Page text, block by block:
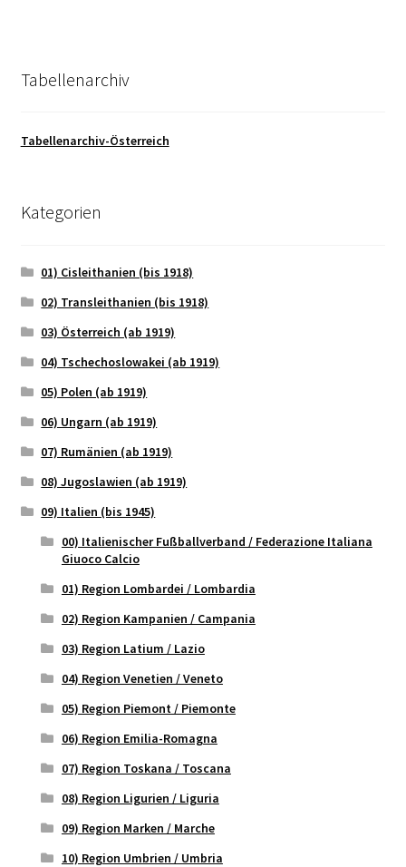
Tabellenarchiv
Tabellenarchiv-Österreich
Kategorien
01) Cisleithanien (bis 1918)
02) Transleithanien (bis 1918)
03) Österreich (ab 1919)
04) Tschechoslowakei (ab 1919)
05) Polen (ab 1919)
06) Ungarn (ab 1919)
07) Rumänien (ab 1919)
08) Jugoslawien (ab 1919)
09) Italien (bis 1945)
00) Italienischer Fußballverband / Federazione Italiana
Giuoco Calcio
01) Region Lombardei / Lombardia
02) Region Kampanien / Campania
03) Region Latium / Lazio
04) Region Venetien / Veneto
05) Region Piemont / Piemonte
06) Region Emilia-Romagna
07) Region Toskana / Toscana
08) Region Ligurien / Liguria
09) Region Marken / Marche
10) Region Umbrien / Umbria